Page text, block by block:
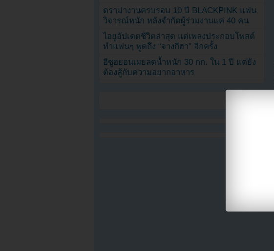
ดราม่างานครบรอบ 10 ปี BLACKPINK แฟน
วิจารณ์หนัก หลังจำกัดผู้ร่วมงานแค่ 40 คน
ไอยูอัปเดตชีวิตล่าสุด แต่เพลงประกอบโพสต์
ทำแฟนๆ พูดถึง “จางกีฮา” อีกครั้ง
อีซูฮยอนเผยลดน้ำหนัก 30 กก. ใน 1 ปี แต่ยัง
ต้องสู้กับความอยากอาหาร